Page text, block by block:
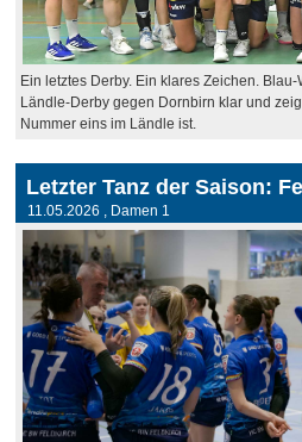
Ein letztes Derby. Ein klares Zeichen.
Ländle-Derby gegen Dornbirn klar und
Nummer eins im Ländle ist.
11.05.2026 , Damen 1